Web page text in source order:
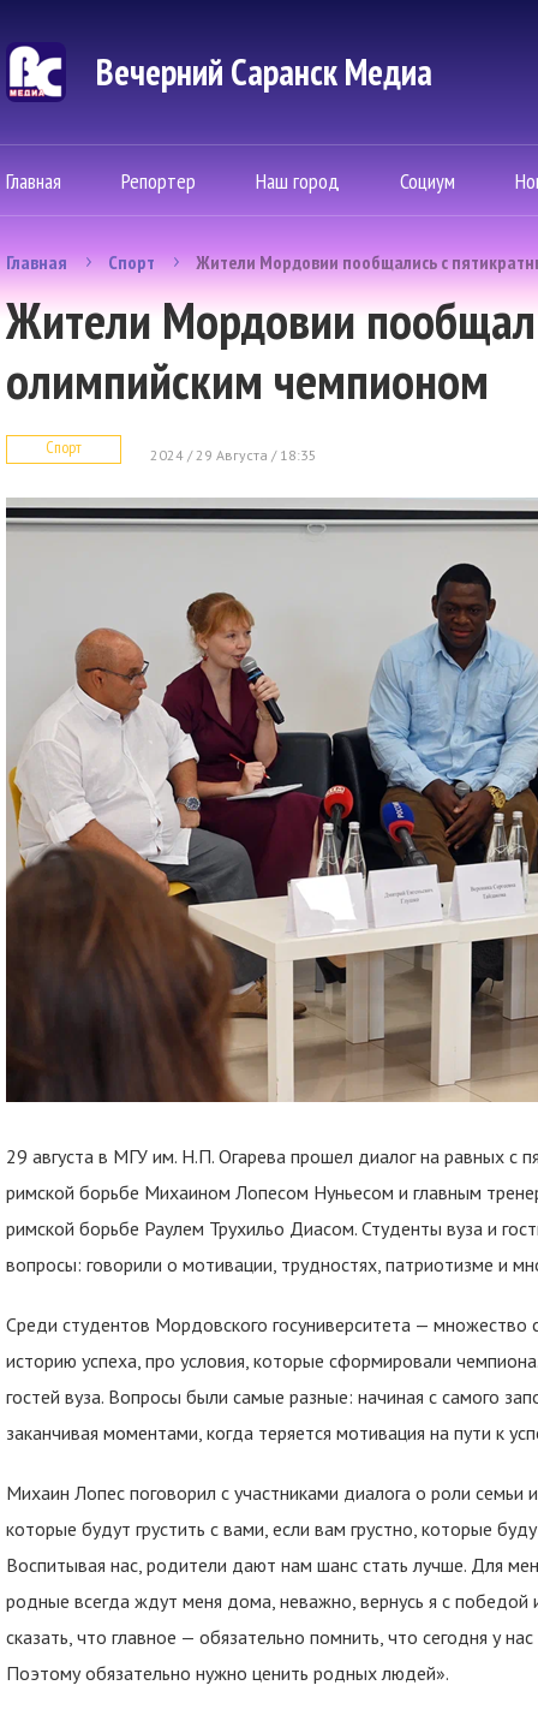
Вечерний Саранск Mедиа
Главная Репортер Наш город Социум
Главная Спорт Жители Мордовии пообщались с
Жители Мордовии
олимпийским чемпионом
Спорт 2024 / 29 Августа / 18:35
29 августа в МГУ им. Н.П. Огарева прошел диалог на равных с
римской борьбе Михаином Лопесом Нуньесом и главным
римской борьбе Раулем Трухильо Диасом. Студенты вуза и
вопросы: говорили о мотивации, трудностях, патриотизме и
Среди студентов Мордовского госуниверситета —
историю успеха, про условия, которые сформировали
гостей вуза. Вопросы были самые разные: начиная с самого
заканчивая моментами, когда теряется мотивация на пути к
Михаин Лопес поговорил с участниками диалога о роли
которые будут грустить с вами, если вам грустно, которые
Воспитывая нас, родители дают нам шанс стать лучше. Для
родные всегда ждут меня дома, неважно, вернусь я с
сказать, что главное — обязательно помнить, что сегодня у
Поэтому обязательно нужно ценить родных людей».